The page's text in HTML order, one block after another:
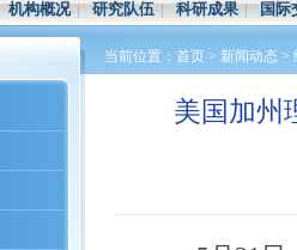
机构概况|研究队伍|科研成果|国际
当前位置： 首页 > 新闻动态 >
美国加州